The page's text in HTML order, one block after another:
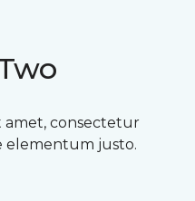
amet, consectetur
elementum justo.